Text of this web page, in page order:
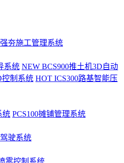
夯施工管理系统
系统 NEW BCS900推土机3D自动
控制系统 HOT ICS300路基智能压
统 PCS100摊铺管理系统
驶系统
雾控制系统